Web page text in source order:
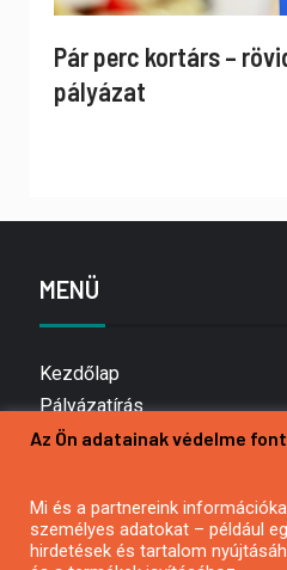
Pár perc kortárs –
pályázat
MENÜ
Kezdőlap
Pályázatírás
Bemutatkozás
Hírlevél feliratkozás
Impresszum
Az Ön adatainak védelme
Mi és a partnereink
személyes adatokat – például
hirdetések és tartalom